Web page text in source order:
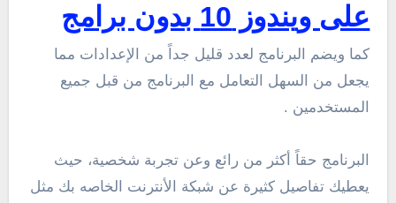
على ويندوز 10 بدون برامج
كما ويضم البرنامج لعدد قليل جداً من الإعدادات مما
يجعل من السهل التعامل مع البرنامج من قبل جميع
المستخدمين .
البرنامج حقاً أكثر من رائع وعن تجربة شخصية، حيث
يعطيك تفاصيل كثيرة عن شبكة الأنترنت الخاصه بك مثل